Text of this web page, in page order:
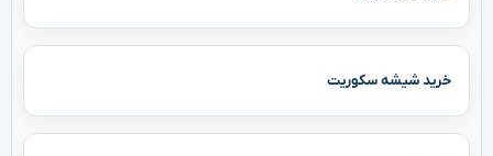
خرید شیشه سکوریت